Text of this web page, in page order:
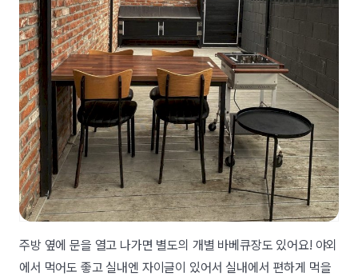
주방 옆에 문을 열고 나가면 별도의 개별 바베큐장도 있어요! 야외
에서 먹어도 좋고 실내엔 자이글이 있어서 실내에서 편하게 먹을